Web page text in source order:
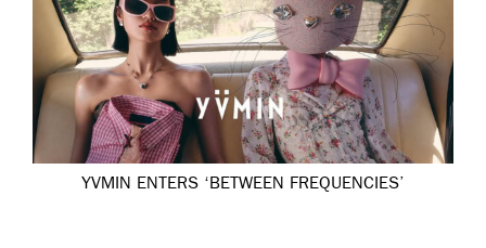
YVMIN ENTERS ‘BETWEEN FREQUENCIES’